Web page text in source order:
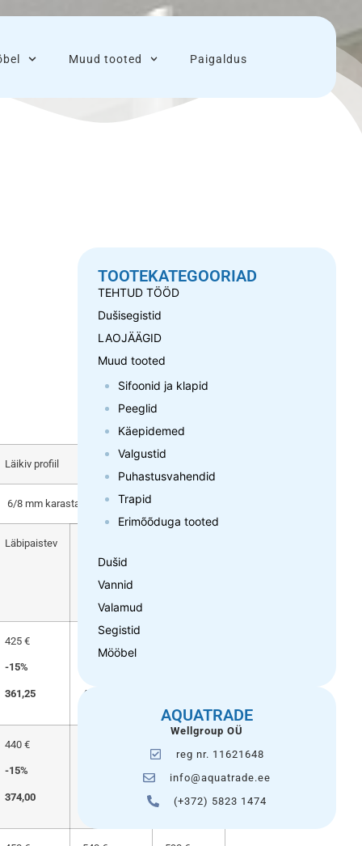
Muud tooted Paigaldus
Läikiv profiil
6/8 mm karastatud turvaklaas
Läbipaistev
pruunikaks,
425 €
-15%
361,25 437,75
440 €
-15%
374,00
-15%
493,00
TOOTEKATEGOORIAD
TEHTUD TÖÖD
Dušisegistid
LAOJÄÄGID
Muud tooted
Sifoonid ja klapid
Peeglid
Käepidemed
Valgustid
Puhastusvahendid
Trapid
Erimõõduga tooted
Dušid
Vannid
Valamud
Segistid
Mööbel
AQUATRADE
Wellgroup OÜ
reg nr. 11621648
info@aquatrade.ee
(+372) 5823 1474